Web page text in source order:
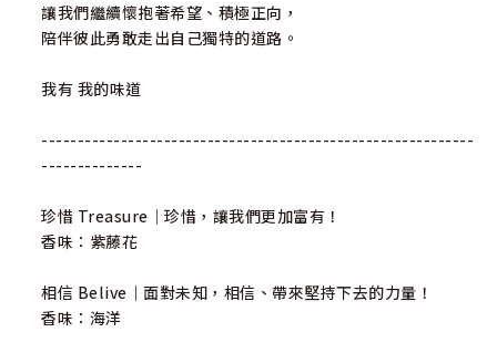
讓我們繼續懷抱著希望、積極正向，
陪伴彼此勇敢走出自己獨特的道路。
我有 我的味道
------------------------------------------------------------
--------------
珍惜 Treasure｜珍惜，讓我們更加富有！
香味：紫藤花
相信 Belive｜面對未知，相信、帶來堅持下去的力量！
香味：海洋